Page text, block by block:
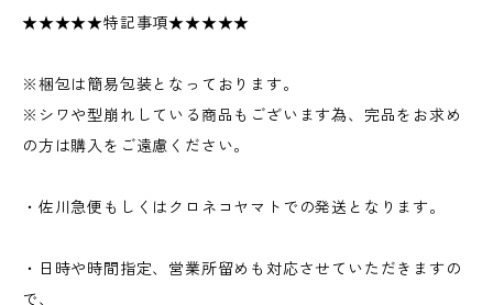
★★★★★特記事項★★★★★
※梱包は簡易包装となっております。
※シワや型崩れしている商品もございます為、完品をお求め
の方は購入をご遠慮ください。
・佐川急便もしくはクロネコヤマトでの発送となります。
・日時や時間指定、営業所留めも対応させていただきますの
で、